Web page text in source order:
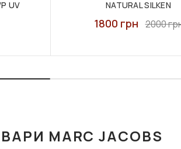
UV
NATURAL SILKEN
1800 грн 2000
MARC JACOBS